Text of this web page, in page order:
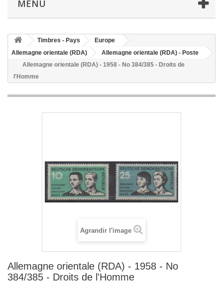
MENU
Timbres - Pays
Europe
Allemagne orientale (RDA)
Allemagne orientale (RDA) - Poste
Allemagne orientale (RDA) - 1958 - No 384/385 - Droits de
l'Homme
Agrandir l'image
Allemagne orientale (RDA) - 1958 - No
384/385 - Droits de l'Homme